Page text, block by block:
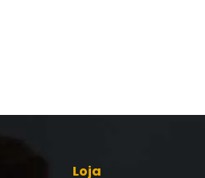
Loja